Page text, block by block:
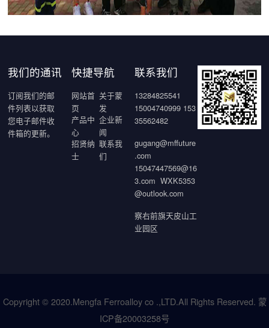
我们的通讯
订阅我们的邮
件列表以获取
您电子邮件收
件箱的更新。
快捷导航
网站首
页
关于蒙
发
产品中
心
企业新
闻
招贤纳
士
联系我
们
联系我们
13284825541
15004740999 153
35562482
gugang@mffuture
.com
15047447569@16
3.com WXK5353
@outlook.com
察右前旗天皮山工
业园区
Copyright © 2020.Mengfa Ferroalloy co .,LTD.All Rights Reserved. 蒙
ICP备20003258号